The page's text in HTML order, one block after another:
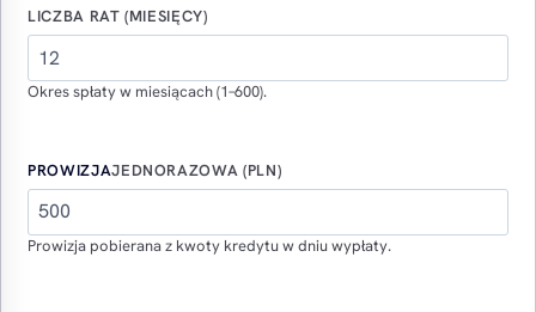
LICZBA RAT (MIESIĘCY)
Okres spłaty w miesiącach (1–600).
PROWIZJAJEDNORAZOWA (PLN)
Prowizja pobierana z kwoty kredytu w dniu wypłaty.